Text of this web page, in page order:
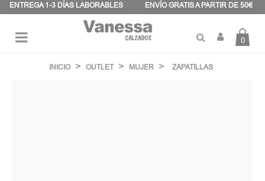
ENTREGA 1-3 DÍAS LABORABLES ENVÍO GRATIS A PARTIR DE 50€
palanca
0
INICIO OUTLET MUJER ZAPATILLAS
Panel de gestión de cookies